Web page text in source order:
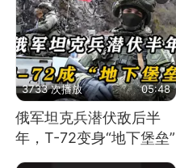
3733 次播放 05:48
俄军坦克兵潜伏敌后半
年，T-72变身“地下堡垒”